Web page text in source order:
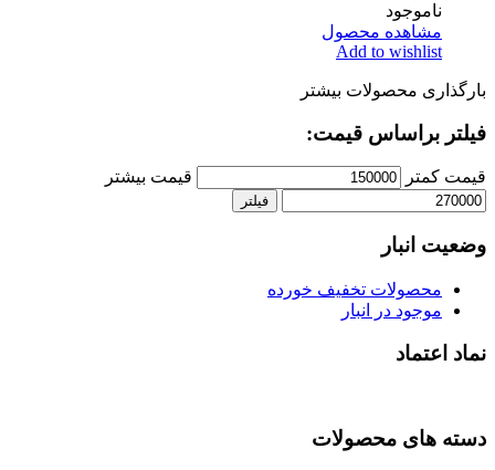
ناموجود
مشاهده محصول
Add to wishlist
بارگذاری محصولات بیشتر
فیلتر براساس قیمت:
قیمت کمتر قیمت بیشتر
فیلتر
وضعیت انبار
محصولات تخفیف خورده
موجود در انبار
نماد اعتماد
دسته های محصولات